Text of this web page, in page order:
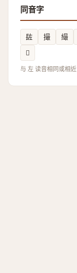
同音字
䦈 撮 繓
𣠹
与 左 读音相同或相近